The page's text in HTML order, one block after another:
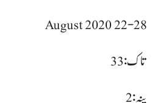
22-28 August 2020
تاک: 33
پنہ : 2